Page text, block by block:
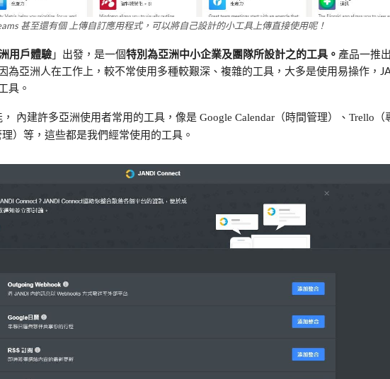
甚至還有個 上傳自訂應用程式，可以將自己設計的小工具上傳直接使用呢！
用戶體驗 」出發，是一個特別為亞洲中小企業及團隊所設計之的工具。 產品一推
為亞洲人在工作上，較不常使用多種較艱深、複雜的工具，大多是使用易操作，
具。
內建許多亞洲使用者常用的工具，像是 Google Calendar（時間管理）、Trello（
）等，這些都是我們經常使用的工具。